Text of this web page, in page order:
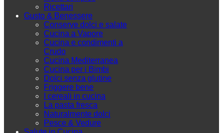
Ricettari
Gusto & Benessere
Conserve dolci e salate
Cucina a Vapore
Cucina e condimenti a
Crudo
Cucina Mediterranea
Cucina per i Bimbi
Dolci senza glutine
Friggere bene
I cereali in cucina
La pasta fresca
Naturalmente dolci
Pesce & Vedure